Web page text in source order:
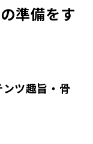
準備をす
ンツ趣旨・骨